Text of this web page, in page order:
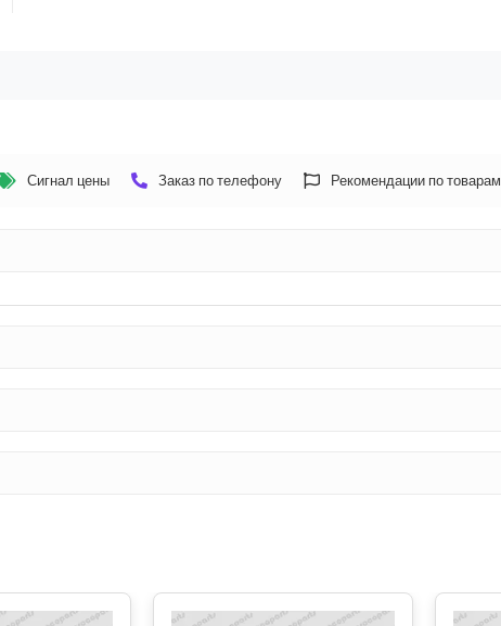
Сигнал цены Заказ по телефону Рекомендации по товарам